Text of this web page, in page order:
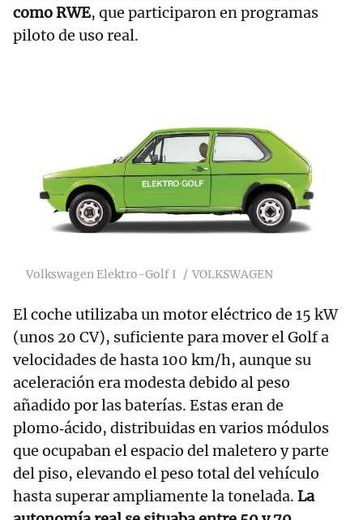
como RWE, que participaron en programas
piloto de uso real.
Volkswagen Elektro-Golf I VOLKSWAGEN
El coche utilizaba un motor eléctrico de 15 kW
(unos 20 CV), suficiente para mover el Golf a
velocidades de hasta 100 km/h, aunque su
aceleración era modesta debido al peso
añadido por las baterías. Estas eran de
plomo‑ácido, distribuidas en varios módulos
que ocupaban el espacio del maletero y parte
del piso, elevando el peso total del vehículo
hasta superar ampliamente la tonelada. La